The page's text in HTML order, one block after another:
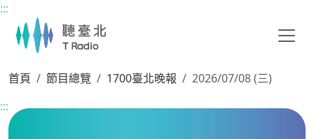
主要內容區塊
:::
首頁 節目總覽 1700臺北晚報
2026/07/08 (三)
:::